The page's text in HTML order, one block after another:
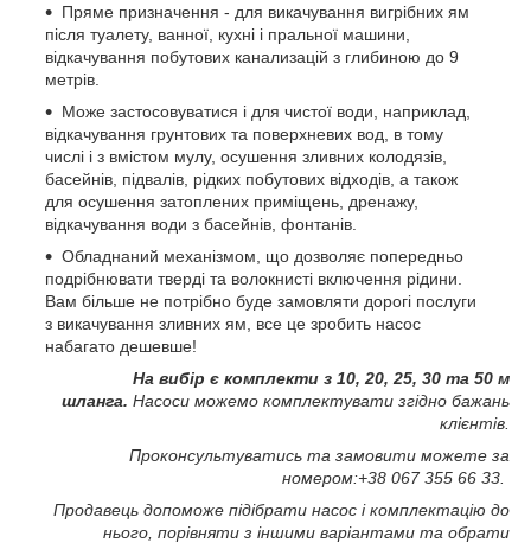
Пряме призначення - для викачування вигрібних ям
після туалету, ванної, кухні і пральної машини,
відкачування побутових канализацій з глибиною до 9
метрів.
Може застосовуватися і для чистої води, наприклад,
відкачування грунтових та поверхневих вод, в тому
числі і з вмістом мулу, осушення зливних колодязів,
басейнів, підвалів, рідких побутових відходів, а також
для осушення затоплених приміщень, дренажу,
відкачування води з басейнів, фонтанів.
Обладнаний механізмом, що дозволяє попередньо
подрібнювати тверді та волокнисті включення рідини.
Вам більше не потрібно буде замовляти дорогі послуги
з викачування зливних ям, все це зробить насос
набагато дешевше!
На вибір є комплекти з 10, 20, 25, 30 та 50 м
шланга. Насоси можемо комплектувати згідно бажань
клієнтів.
Проконсультуватись та замовити можете за
номером:+38 067 355 66 33.
Продавець допоможе підібрати насос і комплектацію до
нього, порівняти з іншими варіантами та обрати